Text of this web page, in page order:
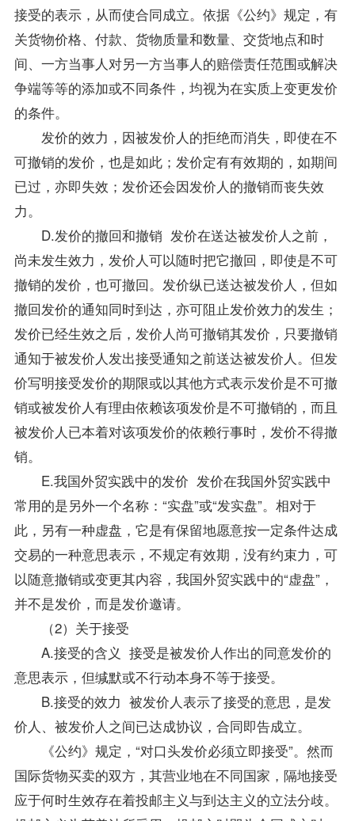
接受的表示，从而使合同成立。依据《公约》规定，有
关货物价格、付款、货物质量和数量、交货地点和时
间、一方当事人对另一方当事人的赔偿责任范围或解决
争端等等的添加或不同条件，均视为在实质上变更发价
的条件。
发价的效力，因被发价人的拒绝而消失，即使在不
可撤销的发价，也是如此；发价定有有效期的，如期间
已过，亦即失效；发价还会因发价人的撤销而丧失效
力。
D.发价的撤回和撤销 发价在送达被发价人之前，
尚未发生效力，发价人可以随时把它撤回，即使是不可
撤销的发价，也可撤回。发价纵已送达被发价人，但如
撤回发价的通知同时到达，亦可阻止发价效力的发生；
发价已经生效之后，发价人尚可撤销其发价，只要撤销
通知于被发价人发出接受通知之前送达被发价人。但发
价写明接受发价的期限或以其他方式表示发价是不可撤
销或被发价人有理由依赖该项发价是不可撤销的，而且
被发价人已本着对该项发价的依赖行事时，发价不得撤
销。
E.我国外贸实践中的发价 发价在我国外贸实践中
常用的是另外一个名称：“实盘”或“发实盘”。相对于
此，另有一种虚盘，它是有保留地愿意按一定条件达成
交易的一种意思表示，不规定有效期，没有约束力，可
以随意撤销或变更其内容，我国外贸实践中的“虚盘”，
并不是发价，而是发价邀请。
（2）关于接受
A.接受的含义 接受是被发价人作出的同意发价的
意思表示，但缄默或不行动本身不等于接受。
B.接受的效力 被发价人表示了接受的意思，是发
价人、被发价人之间已达成协议，合同即告成立。
《公约》规定，“对口头发价必须立即接受”。然而
国际货物买卖的双方，其营业地在不同国家，隔地接受
应于何时生效存在着投邮主义与到达主义的立法分歧。